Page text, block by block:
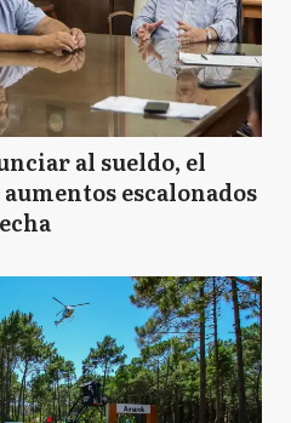
al sueldo, el
escalonados